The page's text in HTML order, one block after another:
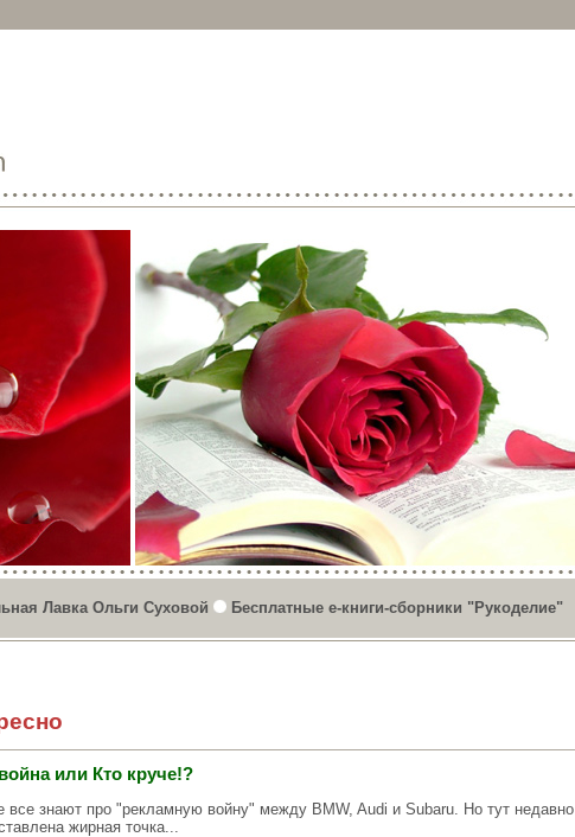
Лавка Ольги Суховой Бесплатные е-книги-сборники "Рукоделие"
или Кто круче!?
все знают про "рекламную войну" между BMW, Audi и Subaru. Но тут недавно
жирная точка...